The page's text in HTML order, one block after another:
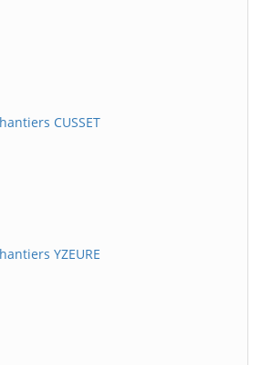
CUSSET
YZEURE